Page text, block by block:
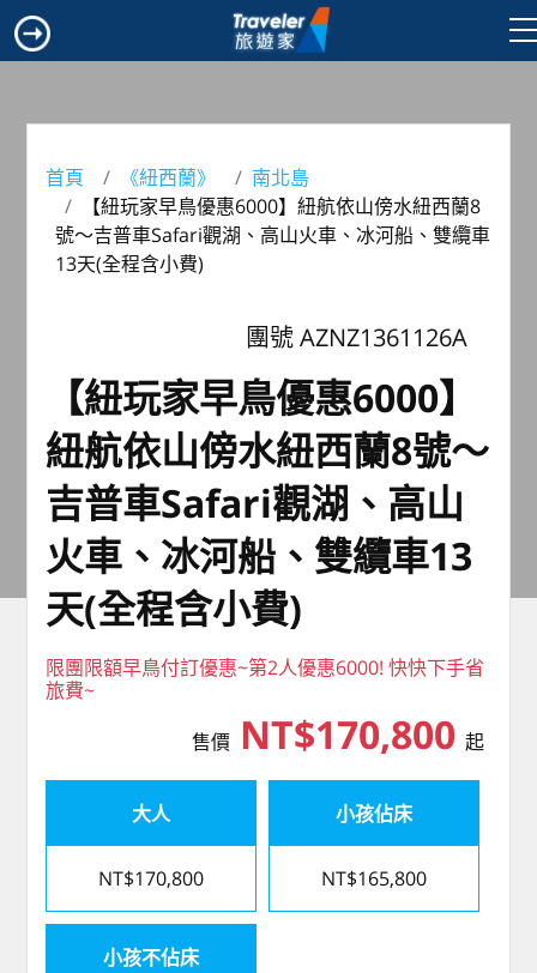
首頁 《紐西蘭》
南北島
【紐玩家早鳥優惠6000】紐航依山傍水紐西蘭8
號～吉普車Safari觀湖、高山火車、冰河船、雙纜車
13天(全程含小費)
團號 AZNZ1361126A
【紐玩家早鳥優惠6000】
紐航依山傍水紐西蘭8號～
吉普車Safari觀湖、高山
火車、冰河船、雙纜車13
天(全程含小費)
限團限額早鳥付訂優惠~第2人優惠6000! 快快下手省
旅費~
售價NT$170,800 起
大人
NT$170,800
小孩佔床
NT$165,800
小孩不佔床